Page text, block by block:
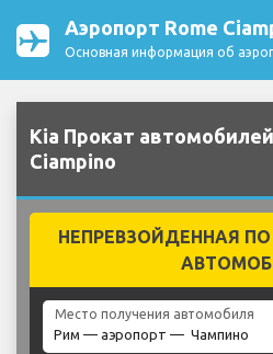
Аэропорт Rome
Основная информация об
Kia Прокат
Ciampino
НЕПРЕВЗОЙДЕННАЯ
Место получения автомобиля